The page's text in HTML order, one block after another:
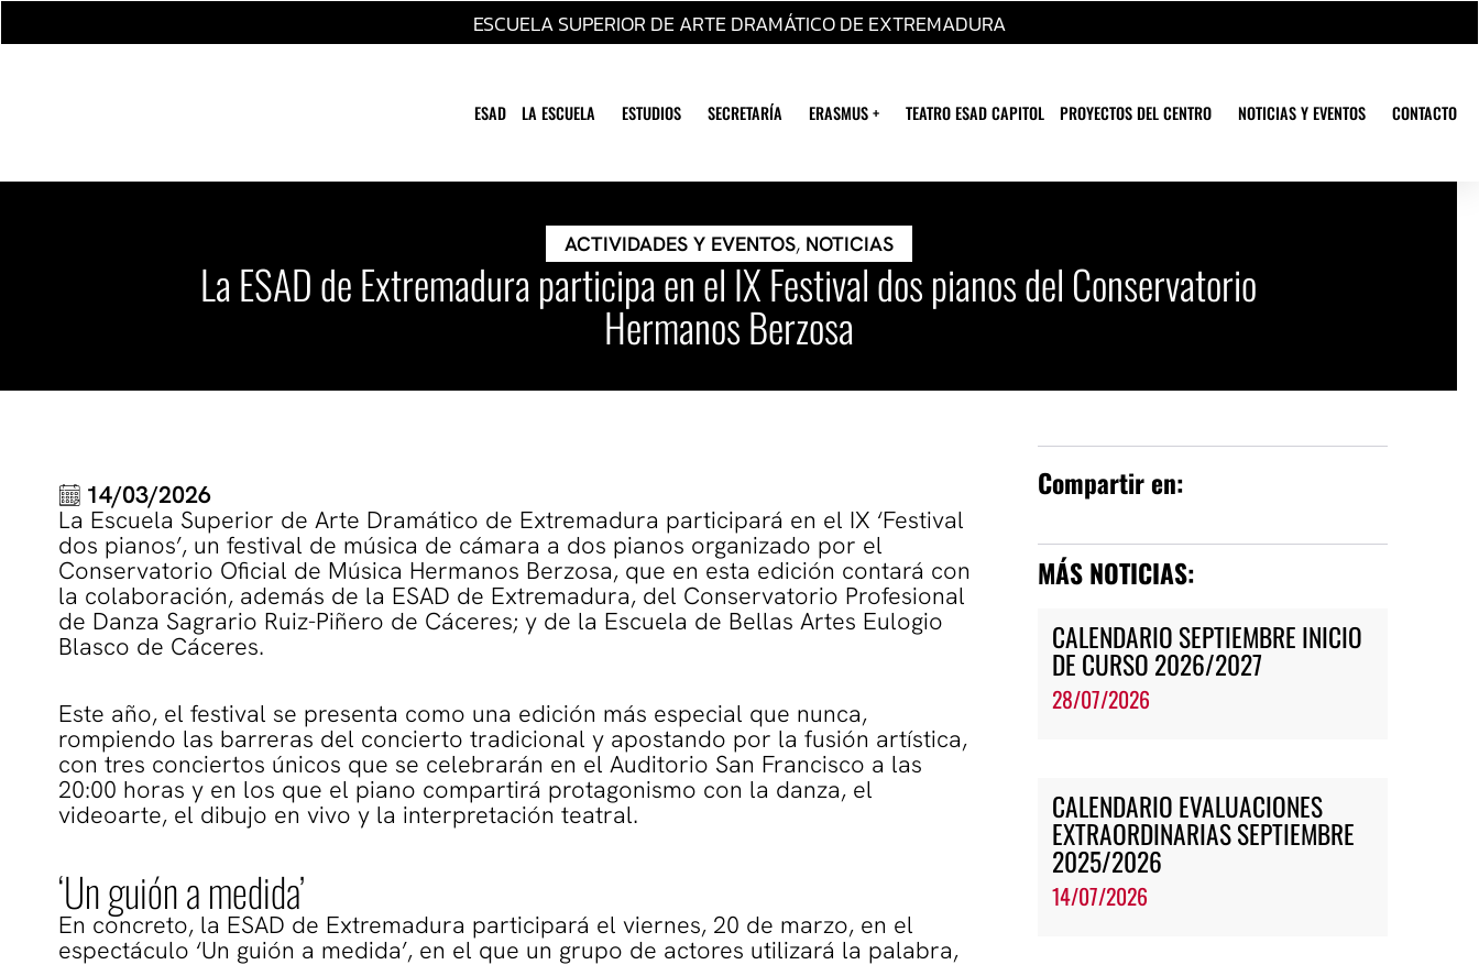
Ir
al ESCUELA SUPERIOR DE ARTE DRAMÁTICO DE EXTREMADURA
ESAD LA ESCUELA ESTUDIOS SECRETARÍA ERASMUS + TEATRO ESAD CAPITOL PROYECTOS DEL CENTRO NOTICIAS Y EVENTOS CONTACTO
ACTIVIDADES Y EVENTOS, NOTICIAS
La ESAD de Extremadura participa en el IX Festival dos pianos del Conservatorio
Hermanos Berzosa
14/03/2026
La Escuela Superior de Arte Dramático de Extremadura participará en el IX ‘Festival
dos pianos’, un festival de música de cámara a dos pianos organizado por el
Conservatorio Oficial de Música Hermanos Berzosa, que en esta edición contará con
la colaboración, además de la ESAD de Extremadura, del Conservatorio Profesional
de Danza Sagrario Ruiz-Piñero de Cáceres; y de la Escuela de Bellas Artes Eulogio
Blasco de Cáceres.
Este año, el festival se presenta como una edición más especial que nunca,
rompiendo las barreras del concierto tradicional y apostando por la fusión artística,
con tres conciertos únicos que se celebrarán en el Auditorio San Francisco a las
20:00 horas y en los que el piano compartirá protagonismo con la danza, el
videoarte, el dibujo en vivo y la interpretación teatral.
‘Un guión a medida’
En concreto, la ESAD de Extremadura participará el viernes, 20 de marzo, en el
espectáculo ‘Un guión a medida’, en el que un grupo de actores utilizará la palabra,
Compartir en:
MÁS NOTICIAS:
CALENDARIO SEPTIEMBRE INICIO
DE CURSO 2026/2027
28/07/2026
CALENDARIO EVALUACIONES
EXTRAORDINARIAS SEPTIEMBRE
2025/2026
14/07/2026